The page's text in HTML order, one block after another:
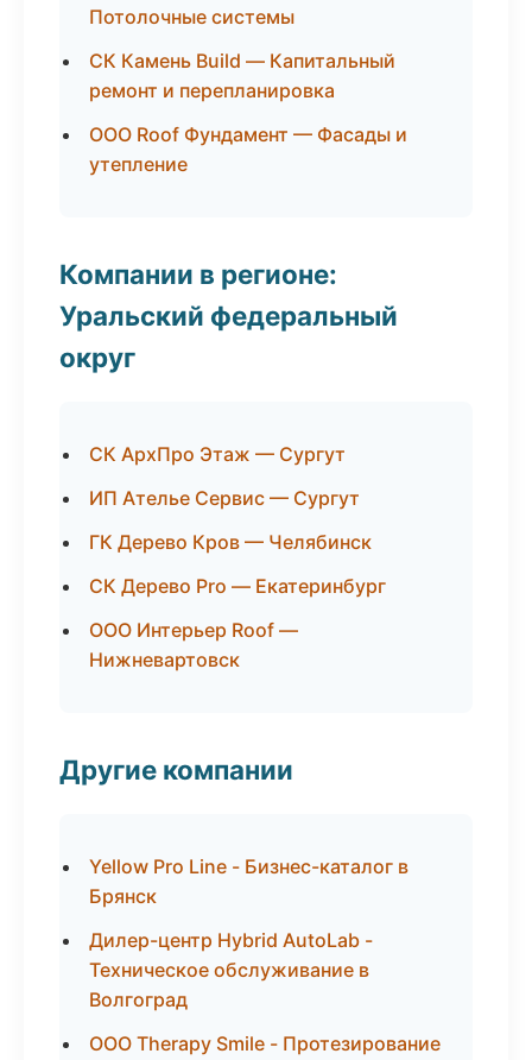
Потолочные системы
СК Камень Build — Капитальный
ремонт и перепланировка
ООО Roof Фундамент — Фасады и
утепление
Компании в регионе:
Уральский федеральный
округ
СК АрхПро Этаж — Сургут
ИП Ателье Сервис — Сургут
ГК Дерево Кров — Челябинск
СК Дерево Pro — Екатеринбург
ООО Интерьер Roof —
Нижневартовск
Другие компании
Yellow Pro Line - Бизнес-каталог в
Брянск
Дилер-центр Hybrid AutoLab -
Техническое обслуживание в
Волгоград
ООО Therapy Smile - Протезирование